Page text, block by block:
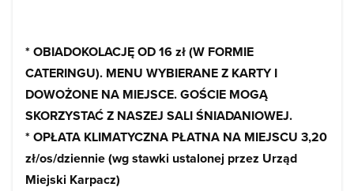
* OBIADOKOLACJĘ OD 16 zł (W FORMIE
CATERINGU). MENU WYBIERANE Z KARTY I
DOWOŻONE NA MIEJSCE. GOŚCIE MOGĄ
SKORZYSTAĆ Z NASZEJ SALI ŚNIADANIOWEJ.
* OPŁATA KLIMATYCZNA PŁATNA NA MIEJSCU 3,20
zł/os/dziennie (wg stawki ustalonej przez Urząd
Miejski Karpacz)